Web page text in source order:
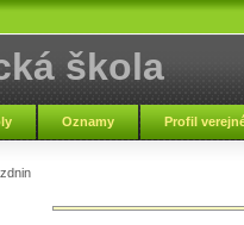
škola
Oznamy Profil